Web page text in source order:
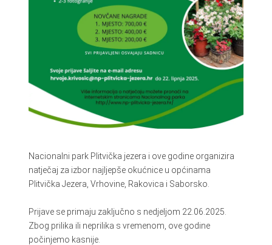
Nacionalni park Plitvička jezera i ove godine organizira
natječaj za izbor najljepše okućnice u općinama
Plitvička Jezera, Vrhovine, Rakovica i Saborsko.
Prijave se primaju zaključno s nedjeljom 22.06.2025.
Zbog prilika ili neprilika s vremenom, ove godine
počinjemo kasnije.